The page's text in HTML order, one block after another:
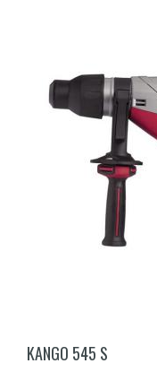
KANGO 545 S